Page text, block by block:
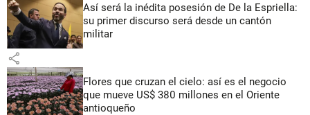
Así será la inédita posesión de De la Espriella:
su primer discurso será desde un cantón
militar
share
Flores que cruzan el cielo: así es el negocio
que mueve US$ 380 millones en el Oriente
antioqueño